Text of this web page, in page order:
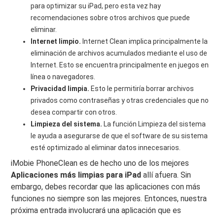
para optimizar su iPad, pero esta vez hay
recomendaciones sobre otros archivos que puede
eliminar.
Internet limpio. Internet Clean implica principalmente la
eliminación de archivos acumulados mediante el uso de
Internet. Esto se encuentra principalmente en juegos en
línea o navegadores.
Privacidad limpia. Esto le permitiría borrar archivos
privados como contraseñas y otras credenciales que no
desea compartir con otros.
Limpieza del sistema. La función Limpieza del sistema
le ayuda a asegurarse de que el software de su sistema
esté optimizado al eliminar datos innecesarios.
iMobie PhoneClean es de hecho uno de los mejores
Aplicaciones más limpias para iPadallí afuera. Sin
embargo, debes recordar que las aplicaciones con más
funciones no siempre son las mejores. Entonces, nuestra
próxima entrada involucrará una aplicación que es